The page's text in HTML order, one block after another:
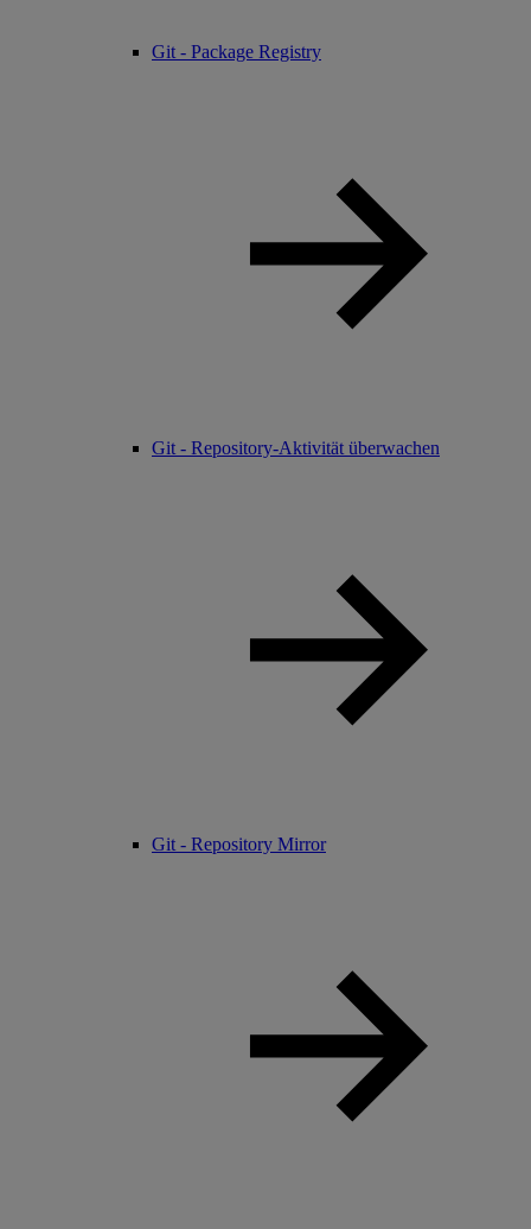
Git - Package Registry
Git - Repository-Aktivität überwachen
Git - Repository Mirror